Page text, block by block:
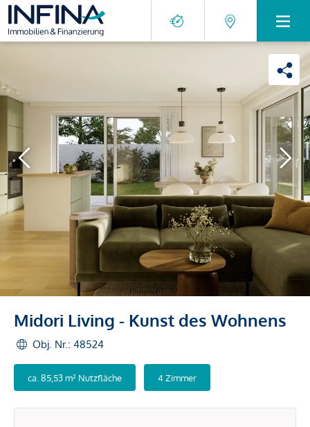
Midori Living - Kunst des Wohnens
Obj. Nr.: 48524
ca. 85,53 m² Nutzfläche 4 Zimmer